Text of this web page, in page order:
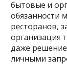
бытовые и
обязанности
ресторанов,
организация
даже решение
личными